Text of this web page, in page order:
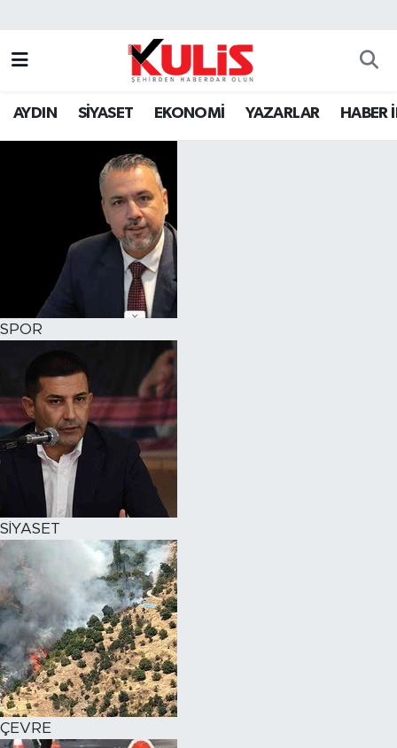
AYDIN SİYASET EKONOMİ YAZARLAR HABER
SPOR
SİYASET
ÇEVRE